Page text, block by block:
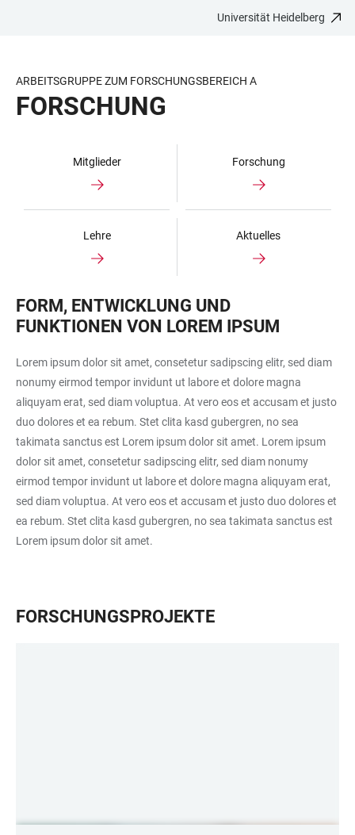
BARRIEREFREIHEIT
Universität Heidelberg
ARBEITSGRUPPE ZUM FORSCHUNGSBEREICH A
FORSCHUNG
Mitglieder Forschung
Lehre Aktuelles
FORM, ENTWICKLUNG UND
FUNKTIONEN VON LOREM IPSUM
Lorem ipsum dolor sit amet, consetetur sadipscing elitr, sed diam
nonumy eirmod tempor invidunt ut labore et dolore magna
aliquyam erat, sed diam voluptua. At vero eos et accusam et justo
duo dolores et ea rebum. Stet clita kasd gubergren, no sea
takimata sanctus est Lorem ipsum dolor sit amet. Lorem ipsum
dolor sit amet, consetetur sadipscing elitr, sed diam nonumy
eirmod tempor invidunt ut labore et dolore magna aliquyam erat,
sed diam voluptua. At vero eos et accusam et justo duo dolores et
ea rebum. Stet clita kasd gubergren, no sea takimata sanctus est
Lorem ipsum dolor sit amet.
FORSCHUNGSPROJEKTE